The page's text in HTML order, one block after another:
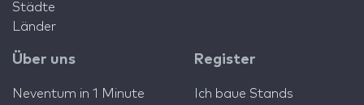
Städte
Länder
Über uns
Neventum in 1 Minute
Register
Ich baue Stands